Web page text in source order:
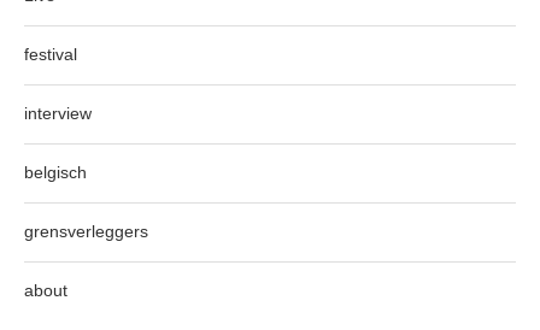
festival
interview
belgisch
grensverleggers
about